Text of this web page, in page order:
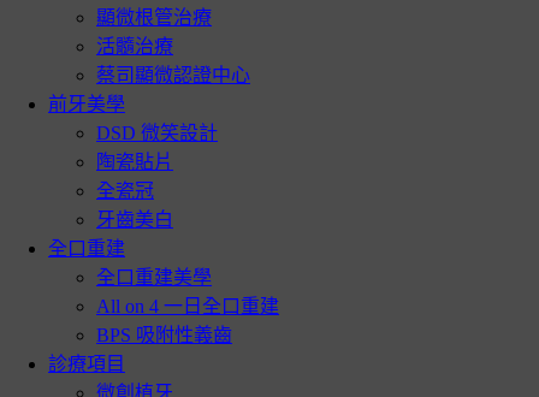
顯微根管治療
活髓治療
蔡司顯微認證中心
前牙美學
DSD 微笑設計
陶瓷貼片
全瓷冠
牙齒美白
全口重建
全口重建美學
All on 4 一日全口重建
BPS 吸附性義齒
診療項目
微創植牙